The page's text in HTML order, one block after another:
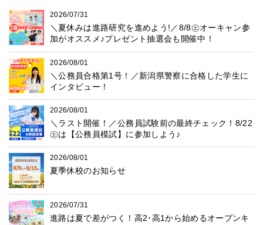
2026/07/31
＼夏休みは進路研究を進めよう!／8/8㊏オーキャン参
加がオススメ♪プレゼント抽選会も開催中！
2026/08/01
＼公務員合格第1号！／新潟県警察に合格した学生に
インタビュー！
2026/08/01
＼ラスト開催！／公務員試験前の最終チェック！8/22
㊏は【公務員模試】に参加しよう♪
2026/08/01
夏季休校のお知らせ
2026/07/31
進路は夏で差がつく！高2･高1から始めるオープンキ